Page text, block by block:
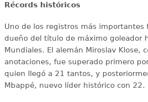
Récords históricos
Uno de los registros más importantes
dueño del título de máximo goleador
Mundiales. El alemán Miroslav Klose,
anotaciones, fue superado primero
quien llegó a 21 tantos, y
Mbappé, nuevo líder histórico con 22.